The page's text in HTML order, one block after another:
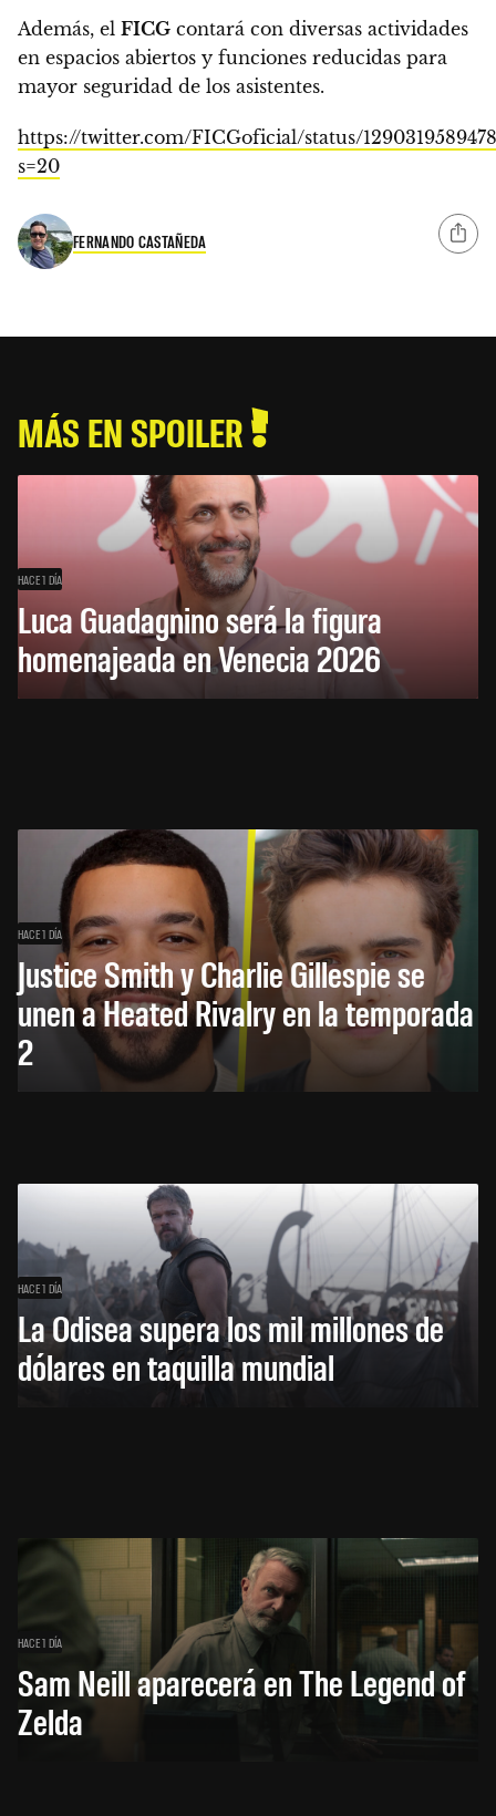
Además, el FICG contará con diversas actividades
en espacios abiertos y funciones reducidas para
mayor seguridad de los asistentes.
https://twitter.com/FICGoficial/status/
s=20
FERNANDO CASTAÑEDA
MÁS EN SPOILER
HACE 1 DÍA
Luca Guadagnino será la figura
homenajeada en Venecia 2026
HACE 1 DÍA
Justice Smith y Charlie Gillespie se
unen a Heated Rivalry en la temporada
2
HACE 1 DÍA
La Odisea supera los mil millones de
dólares en taquilla mundial
HACE 1 DÍA
Sam Neill aparecerá en The Legend of
Zelda